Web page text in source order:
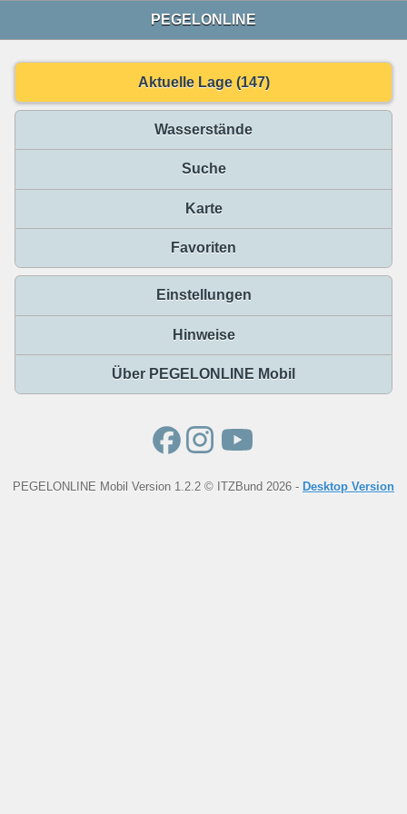
PEGELONLINE
Aktuelle Lage (147)
Wasserstände
Suche
Karte
Favoriten
Einstellungen
Hinweise
Über PEGELONLINE Mobil
PEGELONLINE Mobil Version 1.2.2 © ITZBund 2026 - Desktop Version